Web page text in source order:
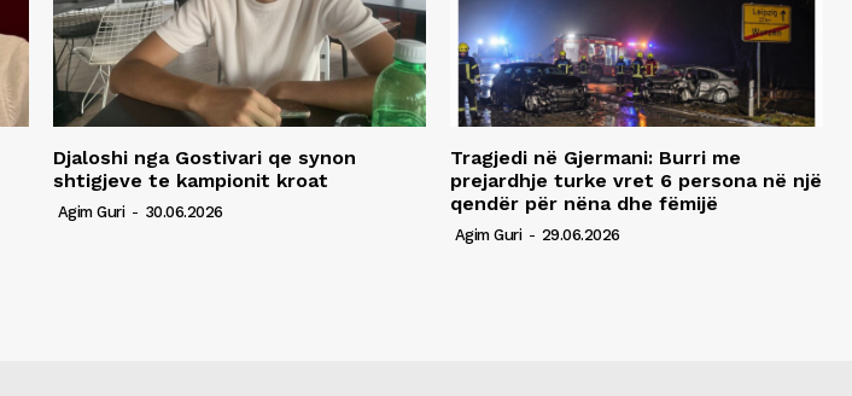
Djaloshi nga Gostivari qe synon
shtigjeve te kampionit kroat
Agim Guri - 30.06.2026
Tragjedi në Gjermani: Burri me
prejardhje turke vret 6 persona në një
qendër për nëna dhe fëmijë
Agim Guri - 29.06.2026